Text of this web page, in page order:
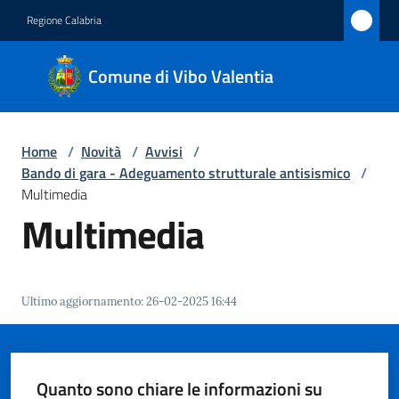
Regione Calabria
Comune di Vibo Valentia
Comune
di Vibo
Valentia
Amministrazione
Novità
Vibo
Valentia
Home / Novità / Avvisi /
Bando di gara - Adeguamento strutturale antisismico /
Multimedia
Multimedia
Ultimo aggiornamento:26-02-2025 16:44
Quanto sono chiare le informazioni su